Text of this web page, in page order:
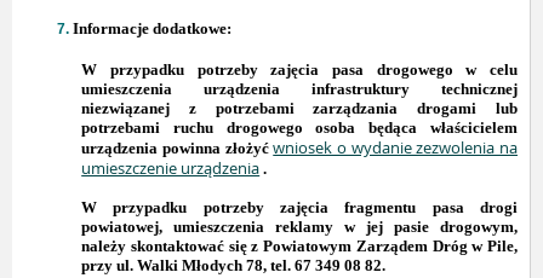
Informacje dodatkowe:
W przypadku potrzeby zajęcia pasa drogowego w celu
umieszczenia urządzenia infrastruktury technicznej
niezwiązanej z potrzebami zarządzania drogami lub
potrzebami ruchu drogowego osoba będąca właścicielem
urządzenia powinna złożyćwniosek o wydanie zezwolenia na
umieszczenie urządzenia .
W przypadku potrzeby zajęcia fragmentu pasa drogi
powiatowej, umieszczenia reklamy w jej pasie drogowym,
należy skontaktować się z Powiatowym Zarządem Dróg w Pile,
przy ul. Walki Młodych 78, tel. 67 349 08 82.